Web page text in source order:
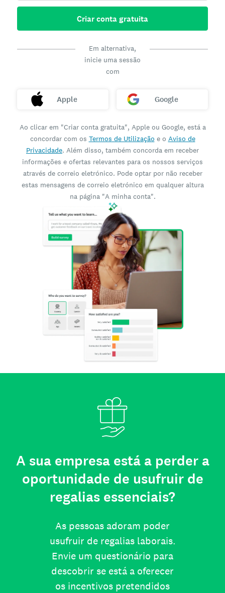
Criar conta gratuita
Em alternativa,
inicie uma sessão
com
Apple Google
Ao clicar em "Criar conta gratuita", Apple ou Google, está a
concordar com os Termos de Utilização e o Aviso de
Privacidade. Além disso, também concorda em receber
informações e ofertas relevantes para os nossos serviços
através de correio eletrónico. Pode optar por não receber
estas mensagens de correio eletrónico em qualquer altura
na página "A minha conta".
A sua empresa está a perder a
oportunidade de usufruir de
regalias essenciais?
As pessoas adoram poder
usufruir de regalias laborais.
Envie um questionário para
descobrir se está a oferecer
os incentivos pretendidos